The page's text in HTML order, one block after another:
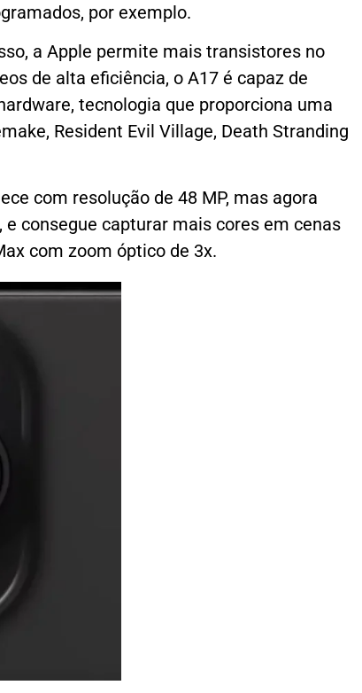
por exemplo.
a Apple permite mais transistores no
de alta eficiência, o A17 é capaz de
tecnologia que proporciona uma
Resident Evil Village, Death Stranding
com resolução de 48 MP, mas agora
consegue capturar mais cores em cenas
com zoom óptico de 3x.